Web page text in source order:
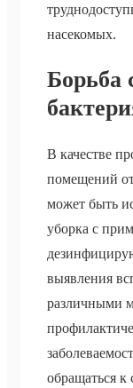
насекомых.
Борьба
В качестве
помещений
может быть
уборка с
выявления
различными
обращаться к